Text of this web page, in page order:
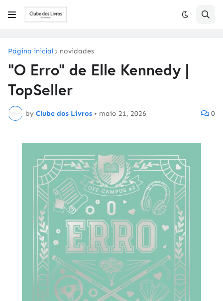
Página inicial novidades
"O Erro" de Elle Kennedy |
TopSeller
by Clube dos Livros • maio 21, 2026 0